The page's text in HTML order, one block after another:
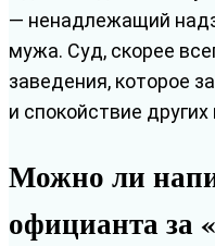
— ненадлежащий
мужа. Суд, скорее
заведения, которое
и спокойствие других
Можно ли
официанта за